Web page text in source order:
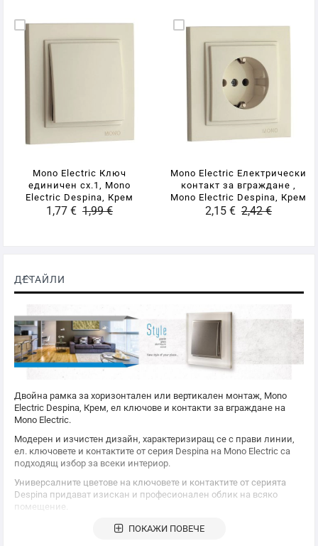
Mono Electric Ключ
единичен сх.1, Mono
Electric Despina, Крем
1,77 € 1,99 €
Mono Electric Електрически
контакт за вграждане ,
Mono Electric Despina, Крем
2,15 € 2,42 €
ДЕТАЙЛИ
Двойна рамка за хоризонтален или вертикален монтаж, Mono
Electric Despina, Крем, ел ключове и контакти за вграждане на
Mono Electric.
Модерен и изчистен дизайн, характеризиращ се с прави линии,
ел. ключовете и контактите от серия Despina на Mono Electric са
подходящ избор за всеки интериор.
Универсалните цветове на ключовете и контактите от серията
Despina придават изискан и професионален облик на всяко
помещение.
Серията Despina дава уникалната възможност за съчетаване на
ПОКАЖИ ПОВЕЧЕ